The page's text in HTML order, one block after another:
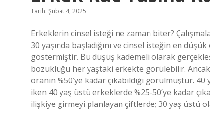
Tarih: Şubat 4, 2025
Erkeklerin cinsel isteği ne zaman biter?
30 yaşında başladığını ve cinsel isteğin en
göstermiştir. Bu düşüş kademeli olarak
bozukluğu her yaştaki erkekte görülebilir.
oranın %50’ye kadar çıkabildiği görülmüştür.
iken 40 yaş üstü erkeklerde %25-50’ye kadar
ilişkiye girmeyi planlayan çiftlerde; 30 yaş üstü